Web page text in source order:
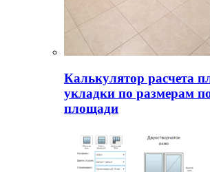
Калькулятор расчета
укладки по размерам
площади